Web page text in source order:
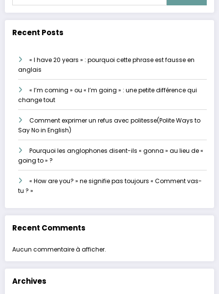
Recent Posts
« I have 20 years » : pourquoi cette phrase est fausse en
anglais
« I’m coming » ou « I’m going » : une petite différence qui
change tout
Comment exprimer un refus avec politesse(Polite Ways to
Say No in English)
Pourquoi les anglophones disent-ils « gonna » au lieu de «
going to » ?
« How are you? » ne signifie pas toujours « Comment vas-
tu ? »
Recent Comments
Aucun commentaire à afficher.
Archives